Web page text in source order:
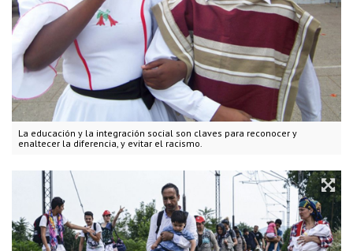
La educación y la integración social son claves para reconocer y
enaltecer la diferencia, y evitar el racismo.